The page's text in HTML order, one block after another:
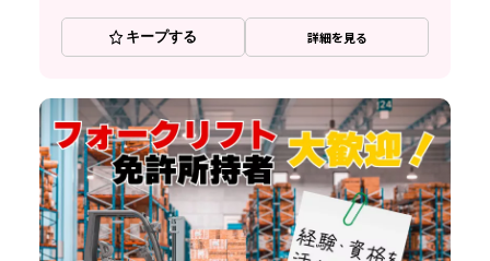
キープする 詳細を見る